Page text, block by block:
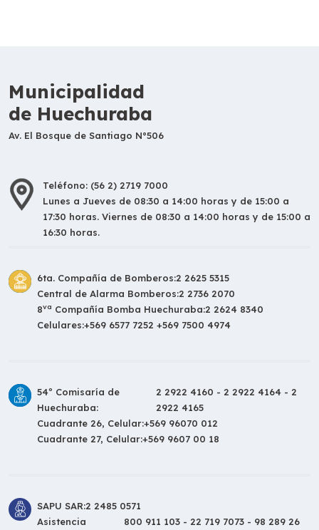
Municipalidad
de Huechuraba
Av. El Bosque de Santiago N°506
Teléfono: (56 2) 2719 7000
Lunes a Jueves de 08:30 a 14:00 horas y de 15:00 a
17:30 horas. Viernes de 08:30 a 14:00 horas y de 15:00 a
16:30 horas.
6ta. Compañía de Bomberos:2 2625 5315
Central de Alarma Bomberos:2 2736 2070
8va Compañía Bomba Huechuraba:2 2624 8340
Celulares:+569 6577 7252 +569 7500 4974
54º Comisaría de
Huechuraba:
2 2922 4160 - 2 2922 4164 - 2
2922 4165
Cuadrante 26, Celular:+569 96070 012
Cuadrante 27, Celular:+569 9607 00 18
SAPU SAR:2 2485 0571
Asistencia
800 911 103 - 22 719 7073 - 98 289 26